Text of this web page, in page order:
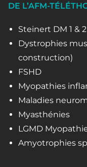
DE L’AFM-
Steinert DM 1 & 2
Dystrophies
construction)
FSHD
Myopathies
Maladies
Myasthénies
LGMD
Amyotrophies